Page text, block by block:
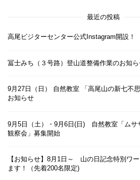
最近の投稿
高尾ビジターセンター公式Instagram開設！
冨士みち（３号路）登山道整備作業のお知
9月27日（日） 自然教室 「高尾山の新七不
お知らせ
9月5日（土）・9月6日(日) 自然教室「ムサ
観察会」募集開始
【お知らせ】8月1日～ 山の日記念特別ワ
ます！（先着200名限定)